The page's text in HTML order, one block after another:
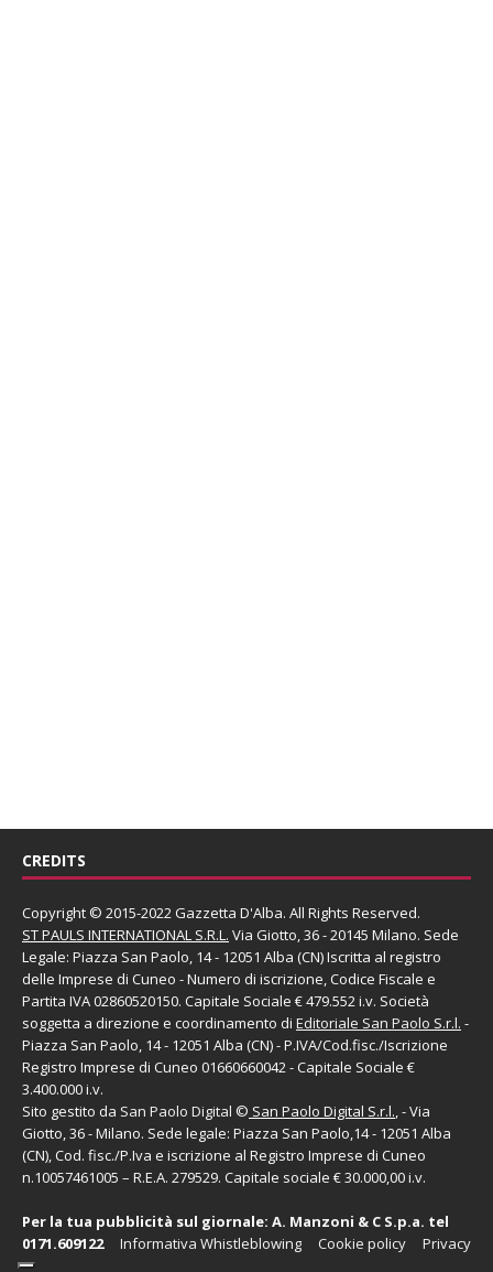
CREDITS
Copyright © 2015-2022 Gazzetta D'Alba. All Rights Reserved.
ST PAULS INTERNATIONAL S.R.L. Via Giotto, 36 - 20145 Milano. Sede
Legale: Piazza San Paolo, 14 - 12051 Alba (CN) Iscritta al registro
delle Imprese di Cuneo - Numero di iscrizione, Codice Fiscale e
Partita IVA 02860520150. Capitale Sociale € 479.552 i.v. Società
soggetta a direzione e coordinamento di Editoriale San Paolo S.r.l. -
Piazza San Paolo, 14 - 12051 Alba (CN) - P.IVA/Cod.fisc./Iscrizione
Registro Imprese di Cuneo 01660660042 - Capitale Sociale €
3.400.000 i.v.
Sito gestito da San Paolo Digital © San Paolo Digital S.r.l., - Via
Giotto, 36 - Milano. Sede legale: Piazza San Paolo,14 - 12051 Alba
(CN), Cod. fisc./P.Iva e iscrizione al Registro Imprese di Cuneo
n.10057461005 – R.E.A. 279529. Capitale sociale € 30.000,00 i.v.
Per la tua pubblicità sul giornale: A. Manzoni & C S.p.a. tel
0171.609122
Privacy
Cookie policy
Informativa Whistleblowing